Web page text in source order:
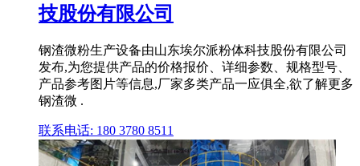
技股份有限公司
钢渣微粉生产设备由山东埃尔派粉体科技股份有限公司
发布,为您提供产品的价格报价、详细参数、规格型号、
产品参考图片等信息,厂家多类产品一应俱全,欲了解更多
钢渣微 .
联系电话: 180 3780 8511